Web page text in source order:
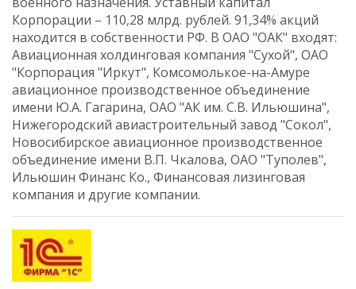
Корпорации – 110,28 млрд. рублей. 91,34% акций
находится в собственности РФ. В ОАО "ОАК" входят:
Авиационная холдинговая компания "Сухой", ОАО
"Корпорация "Иркут", Комсомолькое-на-Амуре
авиационное производственное объединение
имени Ю.А. Гагарина, ОАО "АК им. С.В. Ильюшина",
Нижегородский авиастроительный завод "Сокол",
Новосибирское авиационное производственное
объединение имени В.П. Чкалова, ОАО "Туполев",
Ильюшин Финанс Ко., Финансовая лизинговая
компания и другие компании.